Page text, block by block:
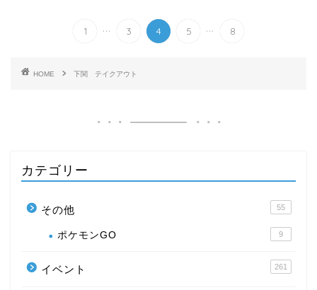
1 ... 3 4 5 ... 8
HOME 下関 テイクアウト
カテゴリー
その他 55
ポケモンGO 9
イベント 261